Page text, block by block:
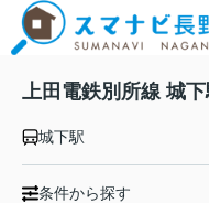
上田電鉄別所線 城
城下駅
条件から探す